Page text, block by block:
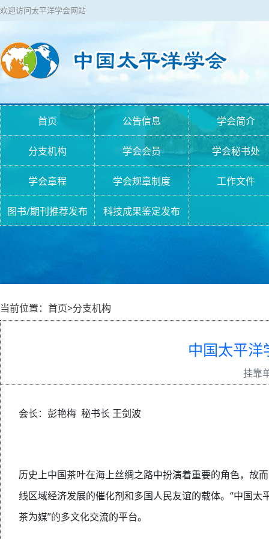
欢迎访问太平洋学会网站
首页 公告信息 学会简介
分支机构 学会会员 学会秘书处
学会章程 学会规章制度 工作文件
图书/期刊推荐发布 科技成果鉴定发布
当前位置：首页>分支机构
中国太平
挂靠
会长：彭艳梅 秘书长 王剑波
历史上中国茶叶在海上丝绸之路中扮演着重要的角色，故
线区域经济发展的催化剂和多国人民友谊的载体。“中国
茶为媒”的多文化交流的平台。